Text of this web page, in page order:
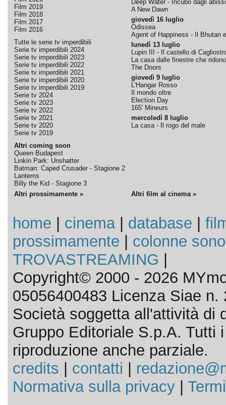
Film 2019
Film 2018
Film 2017
Film 2016
Tutte le serie tv imperdibili
Serie tv imperdibili 2024
Serie tv imperdibili 2023
Serie tv imperdibili 2022
Serie tv imperdibili 2021
Serie tv imperdibili 2020
Serie tv imperdibili 2019
Serie tv 2024
Serie tv 2023
Serie tv 2022
Serie tv 2021
Serie tv 2020
Serie tv 2019
Altri coming soon
Queen Budapest
Linkin Park: Unshatter
Batman: Caped Crusader - Stagione 2
Lanterns
Billy the Kid - Stagione 3
Deep Water - Incubo dagli abissi
A New Dawn
giovedì 16 luglio
Odissea
Agent of Happiness - Il Bhutan
lunedì 13 luglio
Lupin III - Il castello di
La casa dalle finestre che ridono
The Doors
giovedì 9 luglio
L'Hangar Rosso
Il mondo oltre
Election Day
165' Mineurs
mercoledì 8 luglio
La casa - Il rogo del male
Altri prossimamente » Altri film al cinema »
home cinema| database
prossimamente
colonne
TROVASTREAMING
Copyright© 2000 - 2026
05056400483 Licenza Siae n.
Società soggetta all'attività di
Gruppo Editoriale S.p.A. Tutti
riproduzione anche parziale.
credits
contatti
Normativa sulla privacy|